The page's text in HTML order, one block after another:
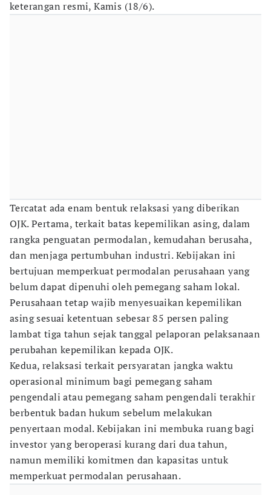
keterangan resmi, Kamis (18/6).
Tercatat ada enam bentuk relaksasi yang diberikan
OJK. Pertama, terkait batas kepemilikan asing, dalam
rangka penguatan permodalan, kemudahan berusaha,
dan menjaga pertumbuhan industri. Kebijakan ini
bertujuan memperkuat permodalan perusahaan yang
belum dapat dipenuhi oleh pemegang saham lokal.
Perusahaan tetap wajib menyesuaikan kepemilikan
asing sesuai ketentuan sebesar 85 persen paling
lambat tiga tahun sejak tanggal pelaporan pelaksanaan
perubahan kepemilikan kepada OJK.
Kedua, relaksasi terkait persyaratan jangka waktu
operasional minimum bagi pemegang saham
pengendali atau pemegang saham pengendali terakhir
berbentuk badan hukum sebelum melakukan
penyertaan modal. Kebijakan ini membuka ruang bagi
investor yang beroperasi kurang dari dua tahun,
namun memiliki komitmen dan kapasitas untuk
memperkuat permodalan perusahaan.